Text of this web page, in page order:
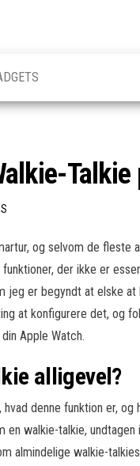
Talkie
og selvom de fleste
der ikke er
jeg er begyndt at elske
at konfigurere det, og
Apple Watch.
alligevel?
denne funktion er,
en walkie-talkie,
almindelige walkie-